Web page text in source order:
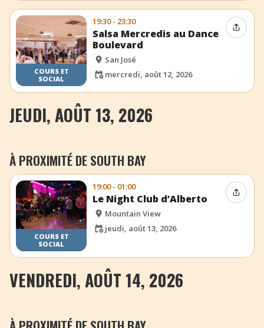
COURS ET
SOCIAL
19:30 - 23:30
Salsa Mercredis au Dance
Boulevard
San José
mercredi, août 12, 2026
JEUDI, AOÛT 13, 2026
À PROXIMITÉ DE SOUTH BAY
COURS ET
SOCIAL
19:00 - 01:00
Le Night Club d’Alberto
Mountain View
jeudi, août 13, 2026
VENDREDI, AOÛT 14, 2026